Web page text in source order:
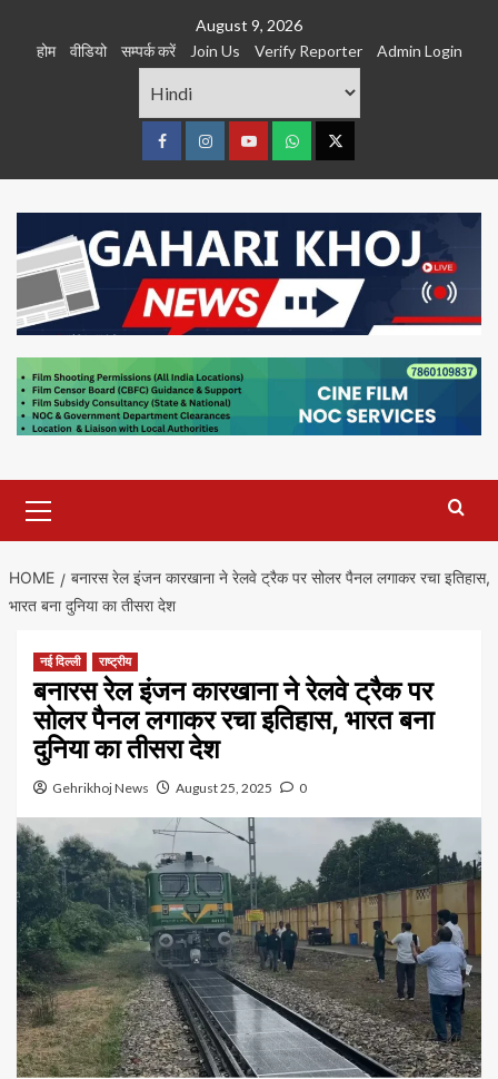
August 9, 2026
होम
वीडियो सम्पर्क करें Join Us Verify Reporter Admin Login
FacebookInstagramyoutubeWhatsTwitter
Menu
HOME
बनारस रेल इंजन कारखाना ने रेलवे ट्रैक पर सोलर पैनल लगाकर रचा इतिहास,
भारत बना दुनिया का तीसरा देश
नई दिल्ली राष्ट्रीय
बनारस रेल इंजन कारखाना ने रेलवे ट्रैक पर
सोलर पैनल लगाकर रचा इतिहास, भारत बना
दुनिया का तीसरा देश
Gehrikhoj News August 25, 2025 0